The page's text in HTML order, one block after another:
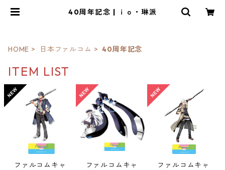
40周年記念 | ｉｏ・琳派
HOME 日本ファルコム 40周年記念
ITEM LIST
ファルコムキャ
ファルコムキャ
ファルコムキャ